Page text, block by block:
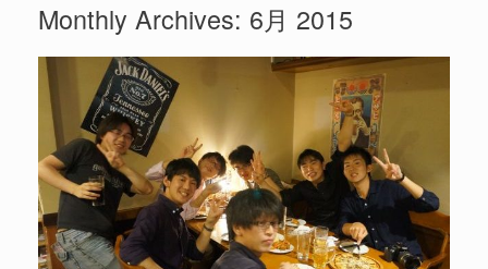
Monthly Archives: 6月 2015